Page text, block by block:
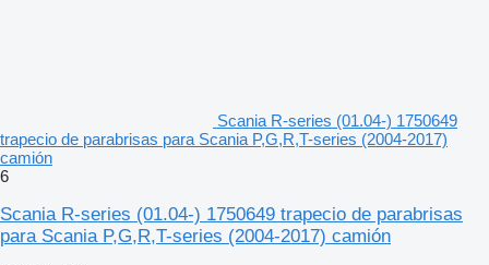
Scania R-series (01.04-) 1750649
trapecio de parabrisas para Scania P,G,R,T-series (2004-2017)
camión
6
Scania R-series (01.04-) 1750649 trapecio de parabrisas
para Scania P,G,R,T-series (2004-2017) camión